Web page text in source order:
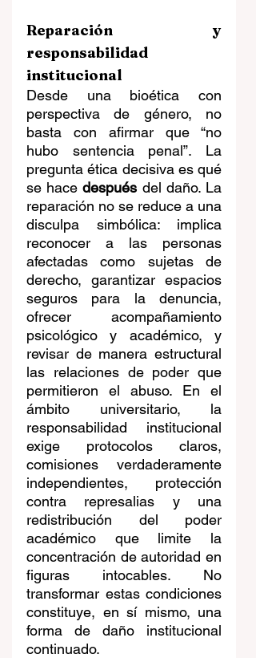
Reparación y
responsabilidad
institucional
Desde una bioética con
perspectiva de género, no
basta con afirmar que “no
hubo sentencia penal”. La
pregunta ética decisiva es qué
se hace después del daño. La
reparación no se reduce a una
disculpa simbólica: implica
reconocer a las personas
afectadas como sujetas de
derecho, garantizar espacios
seguros para la denuncia,
ofrecer acompañamiento
psicológico y académico, y
revisar de manera estructural
las relaciones de poder que
permitieron el abuso. En el
ámbito universitario, la
responsabilidad institucional
exige protocolos claros,
comisiones verdaderamente
independientes, protección
contra represalias y una
redistribución del poder
académico que limite la
concentración de autoridad en
figuras intocables. No
transformar estas condiciones
constituye, en sí mismo, una
forma de daño institucional
continuado.